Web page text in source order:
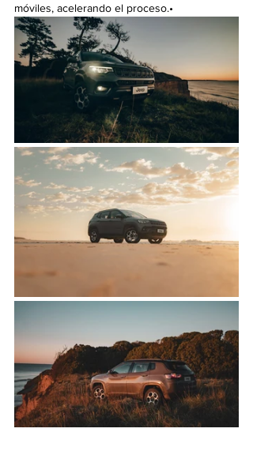
móviles, acelerando el proceso.•